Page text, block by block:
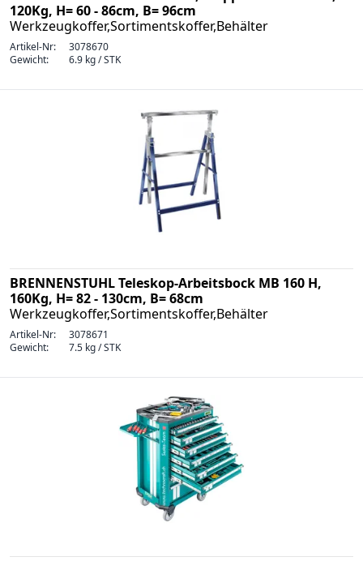
120Kg, H= 60 - 86cm, B= 96cm
Werkzeugkoffer,Sortimentskoffer,Behälter
Artikel-Nr:
3078670
Gewicht:
6.9 kg / STK
BRENNENSTUHL Teleskop-Arbeitsbock MB 160 H,
160Kg, H= 82 - 130cm, B= 68cm
Werkzeugkoffer,Sortimentskoffer,Behälter
Artikel-Nr:
3078671
Gewicht:
7.5 kg / STK